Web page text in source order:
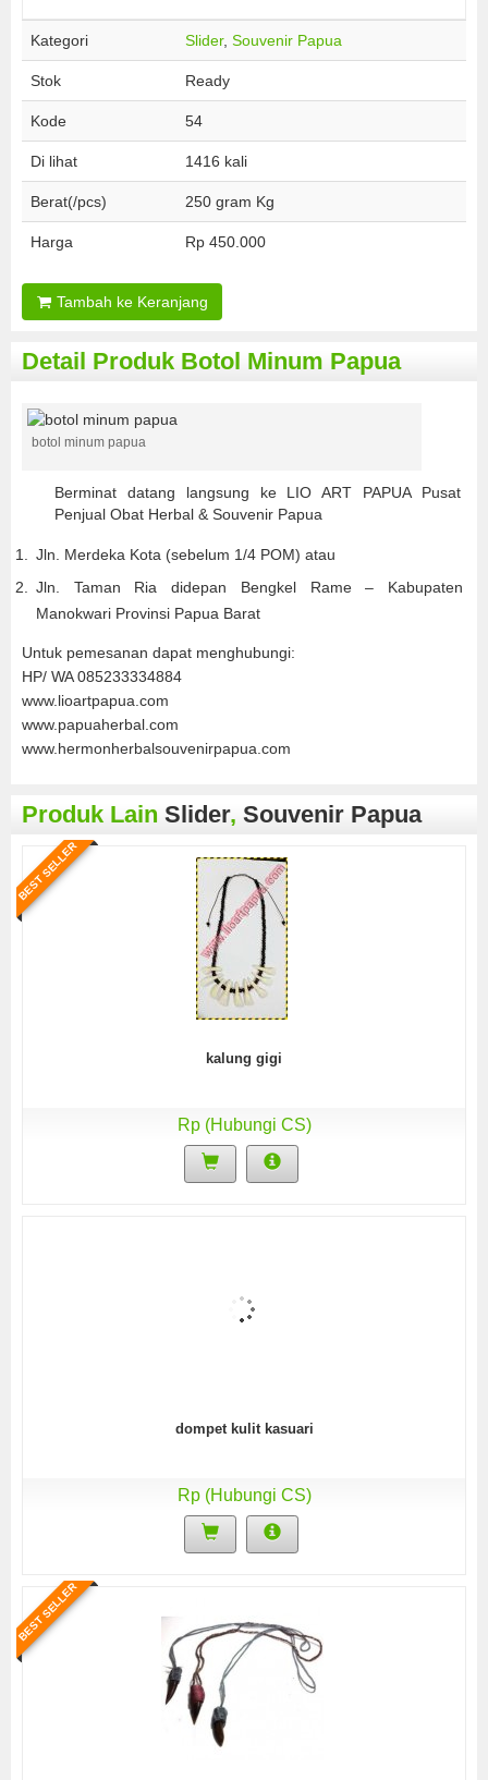
Kategori Slider, Souvenir Papua
Stok Ready
Kode 54
Di lihat 1416 kali
Berat(/pcs) 250 gram Kg
Harga Rp 450.000
Tambah ke Keranjang
Detail Produk Botol Minum Papua
botol minum papua
Berminat datang langsung ke LIO ART PAPUA Pusat
Penjual Obat Herbal & Souvenir Papua
Jln. Merdeka Kota (sebelum 1/4 POM) atau
Jln. Taman Ria didepan Bengkel Rame – Kabupaten
Manokwari Provinsi Papua Barat
Untuk pemesanan dapat menghubungi:
HP/ WA 085233334884
www.lioartpapua.com
www.papuaherbal.com
www.hermonherbalsouvenirpapua.com
Produk Lain Slider, Souvenir Papua
BEST SELLER
kalung gigi
Rp (Hubungi CS)
dompet kulit kasuari
Rp (Hubungi CS)
BEST SELLER